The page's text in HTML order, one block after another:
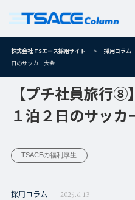
株式会社 TSエース採用サイト > 採用コラム
日のサッカー大会
【プチ社員旅行
１泊２日のサッカ
TSACEの福利厚生
採用コラム 2025.6.13